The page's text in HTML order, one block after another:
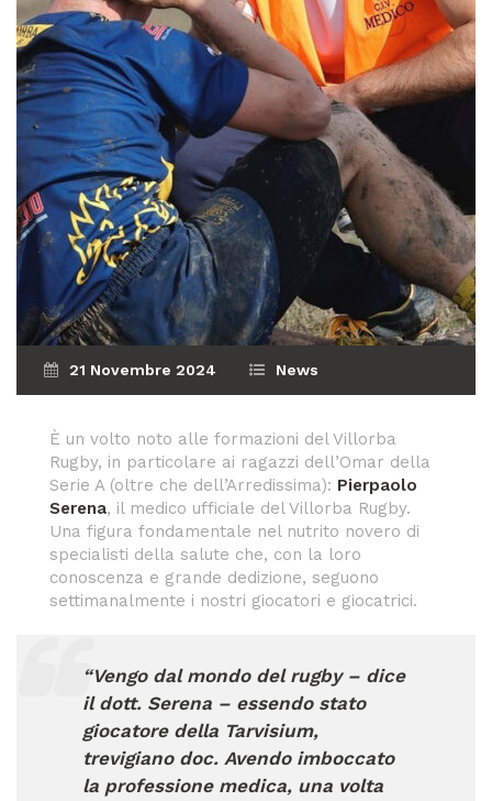
21 Novembre 2024 News
È un volto noto alle formazioni del Villorba
Rugby, in particolare ai ragazzi dell’Omar della
Serie A (oltre che dell’Arredissima): Pierpaolo
Serena, il medico ufficiale del Villorba Rugby.
Una figura fondamentale nel nutrito novero di
specialisti della salute che, con la loro
conoscenza e grande dedizione, seguono
settimanalmente i nostri giocatori e giocatrici.
“Vengo dal mondo del rugby – dice
il dott. Serena – essendo stato
giocatore della Tarvisium,
trevigiano doc. Avendo imboccato
la professione medica, una volta